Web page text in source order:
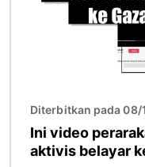
Diterbitkan pada
Ini video
aktivis belayar